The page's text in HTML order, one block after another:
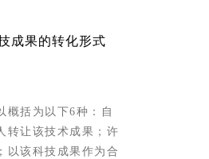
成果的转化形式
概括为以下6种：自
转让该技术成果；许
以该科技成果作为合